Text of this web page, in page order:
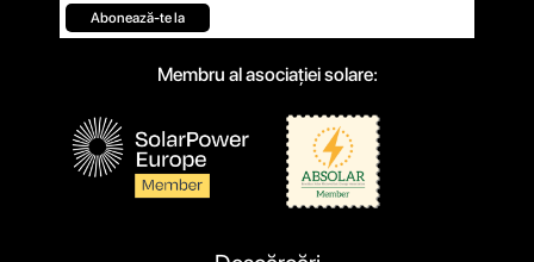
Abonează-te la
Membru al asociației solare: